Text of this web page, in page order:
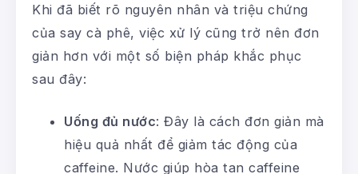
Khi đã biết rõ nguyên nhân và triệu chứng
của say cà phê, việc xử lý cũng trở nên đơn
giản hơn với một số biện pháp khắc phục
sau đây:
Uống đủ nước: Đây là cách đơn giản mà
hiệu quả nhất để giảm tác động của
caffeine. Nước giúp hòa tan caffeine